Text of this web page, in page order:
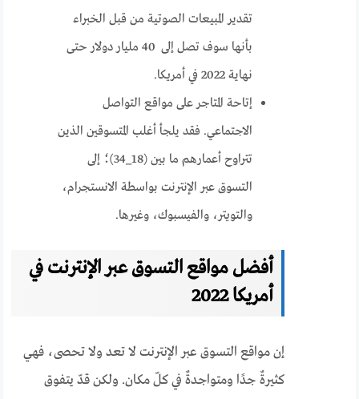
تقدير المبيعات الصوتية من قبل الخبراء
بأنها سوف تصل إلى 40 مليار دولار حتى
نهاية 2022 في أمريكا.
إتاحة المتاجر على مواقع التواصل
الاجتماعي. فقد يلجأ أغلب المتسوقين الذين
تتراوح أعمارهم ما بين (18_34)؛ إلى
التسوق عبر الإنترنت بواسطة الانستجرام،
والتويتر، والفيسبوك، وغيرها.
أفضل مواقع التسوق عبر الإنترنت في
أمريكا 2022
إن مواقع التسوق عبر الإنترنت لا تعد ولا تحصى، فهي
كثيرةٌ جدًا ومتواجدةٌ في كلّ مكان. ولكن قدّ يتفوق